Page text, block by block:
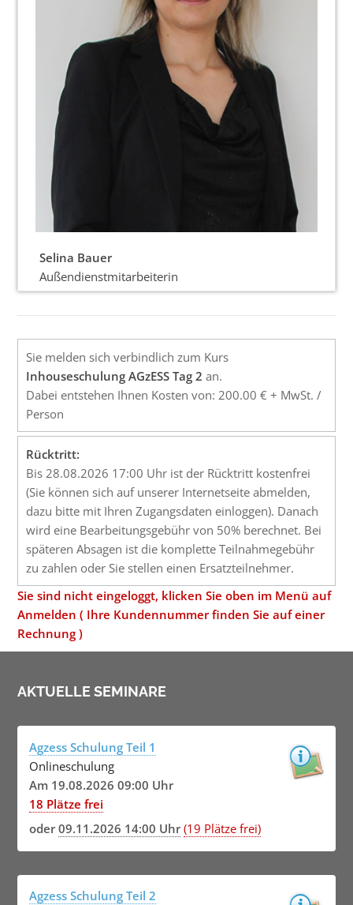
Selina Bauer
Außendienstmitarbeiterin
Sie melden sich verbindlich zum Kurs
Inhouseschulung AGzESS Tag 2 an.
Dabei entstehen Ihnen Kosten von: 200.00 € + MwSt. /
Person
Rücktritt:
Bis 28.08.2026 17:00 Uhr ist der Rücktritt kostenfrei
(Sie können sich auf unserer Internetseite abmelden,
dazu bitte mit Ihren Zugangsdaten einloggen). Danach
wird eine Bearbeitungsgebühr von 50% berechnet. Bei
späteren Absagen ist die komplette Teilnahmegebühr
zu zahlen oder Sie stellen einen Ersatzteilnehmer.
Sie sind nicht eingeloggt, klicken Sie oben im Menü auf
Anmelden ( Ihre Kundennummer finden Sie auf einer
Rechnung )
AKTUELLE SEMINARE
Agzess Schulung Teil 1
Onlineschulung
Am 19.08.2026 09:00 Uhr
18 Plätze frei
oder09.11.2026 14:00 Uhr (19 Plätze frei)
Agzess Schulung Teil 2